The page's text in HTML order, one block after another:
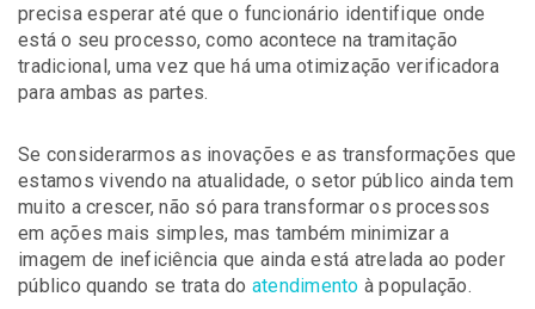
precisa esperar até que o funcionário identifique onde
está o seu processo, como acontece na tramitação
tradicional, uma vez que há uma otimização verificadora
para ambas as partes.
Se considerarmos as inovações e as transformações que
estamos vivendo na atualidade, o setor público ainda tem
muito a crescer, não só para transformar os processos
em ações mais simples, mas também minimizar a
imagem de ineficiência que ainda está atrelada ao poder
público quando se trata do atendimento à população.